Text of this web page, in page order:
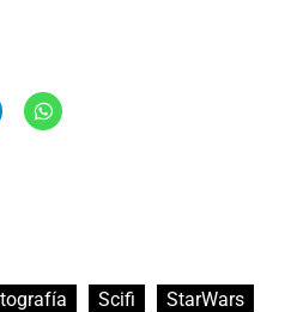
Scifi StarWars